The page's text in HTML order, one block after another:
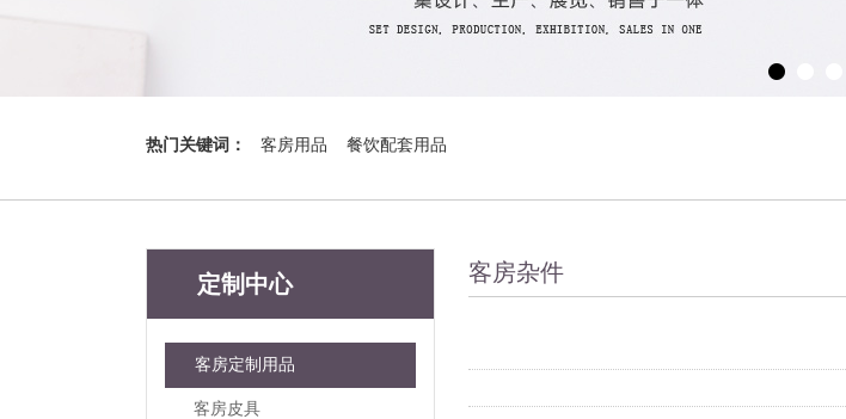
热门关键词： 客房用品 餐饮配套用品
定制中心
客房定制用品
客房皮具
客房杂件